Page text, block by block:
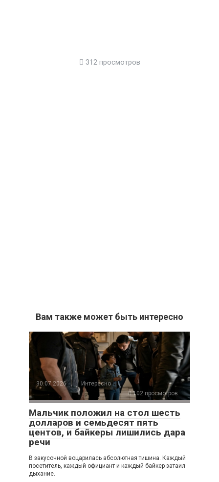
312 просмотров
Вам также может быть интересно
30.07.2026
Интересно
102 просмотров
Мальчик положил на стол шесть
долларов и семьдесят пять
центов, и байкеры лишились дара
речи
В закусочной воцарилась абсолютная тишина. Каждый
посетитель, каждый официант и каждый байкер затаил
дыхание.